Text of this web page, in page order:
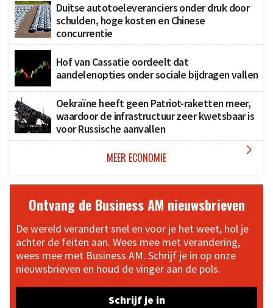
Duitse autotoeleveranciers onder druk door
schulden, hoge kosten en Chinese
concurrentie
Hof van Cassatie oordeelt dat
aandelenopties onder sociale bijdragen vallen
Oekraïne heeft geen Patriot-raketten meer,
waardoor de infrastructuur zeer kwetsbaar is
voor Russische aanvallen
MEER ECONOMIE 
Ontvang de Business AM nieuwsbrieven
De wereld verandert snel en voor je het weet, hol je
achter de feiten aan. Wees mee met verandering,
wees mee met Business AM. Schrijf je in op onze
nieuwsbrieven en houd de vinger aan de pols.
Schrijf je in